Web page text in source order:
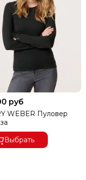
руб
WEBER Пуловер
Выбрать